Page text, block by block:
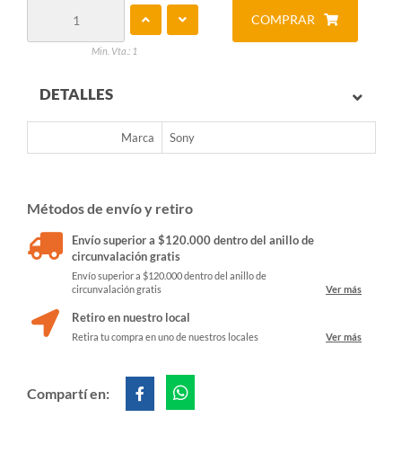
Min. Vta.: 1
COMPRAR
DETALLES
Marca Sony
Métodos de envío y retiro
Envío superior a $120.000 dentro del anillo de
circunvalación gratis
Envío superior a $120.000 dentro del anillo de
circunvalación gratis
Ver más
Retiro en nuestro local
Retira tu compra en uno de nuestros locales Ver más
Compartí en: